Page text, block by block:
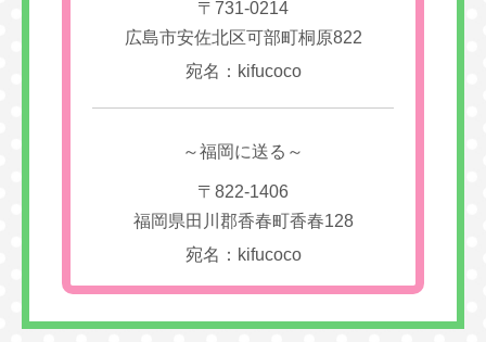
〒731-0214
広島市安佐北区可部町桐原822
宛名：kifucoco
～福岡に送る～
〒822-1406
福岡県田川郡香春町香春128
宛名：kifucoco